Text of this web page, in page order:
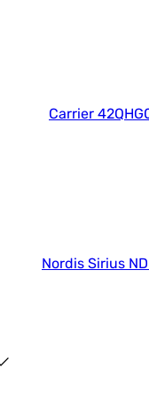
Carrier
Nordis Sirius